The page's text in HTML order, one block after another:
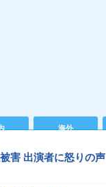
海外
害 出演者に怒りの声